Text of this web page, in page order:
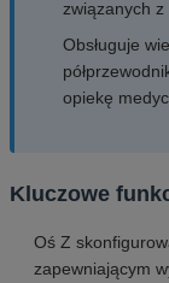
związanych
Obsługuje
opiekę
Kluczowe
Oś Z
zapewniającym